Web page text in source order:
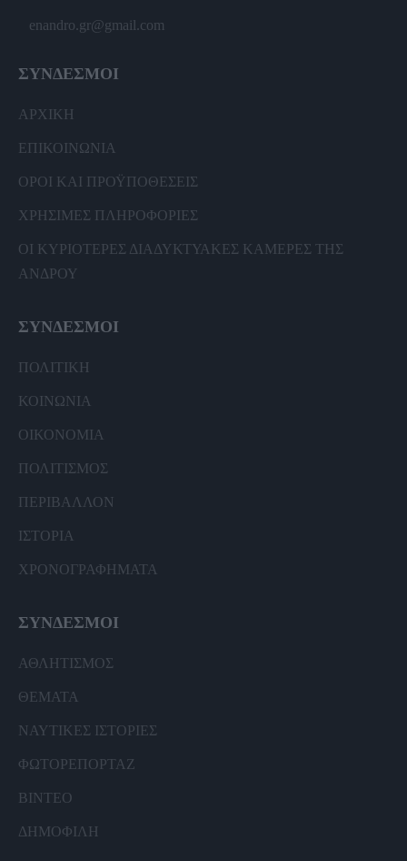
enandro.gr@gmail.com
ΣΥΝΔΕΣΜΟΙ
ΑΡΧΙΚΗ
ΕΠΙΚΟΙΝΩΝΙΑ
ΟΡΟΙ ΚΑΙ ΠΡΟΫΠΟΘΕΣΕΙΣ
ΧΡΗΣΙΜΕΣ ΠΛΗΡΟΦΟΡΙΕΣ
ΟΙ ΚΥΡΙΟΤΕΡΕΣ ΔΙΑΔΥΚΤΥΑΚΕΣ ΚΑΜΕΡΕΣ ΤΗΣ
ΑΝΔΡΟΥ
ΣΥΝΔΕΣΜΟΙ
ΠΟΛΙΤΙΚΗ
ΚΟΙΝΩΝΙΑ
ΟΙΚΟΝΟΜΙΑ
ΠΟΛΙΤΙΣΜΟΣ
ΠΕΡΙΒΑΛΛΟΝ
ΙΣΤΟΡΙΑ
ΧΡΟΝΟΓΡΑΦΗΜΑΤΑ
ΣΥΝΔΕΣΜΟΙ
ΑΘΛΗΤΙΣΜΟΣ
ΘΕΜΑΤΑ
ΝΑΥΤΙΚΕΣ ΙΣΤΟΡΙΕΣ
ΦΩΤΟΡΕΠΟΡΤΑΖ
ΒΙΝΤΕΟ
ΔΗΜΟΦΙΛΗ